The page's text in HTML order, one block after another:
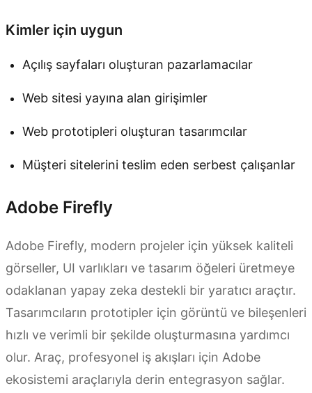
Kimler için uygun
Açılış sayfaları oluşturan pazarlamacılar
Web sitesi yayına alan girişimler
Web prototipleri oluşturan tasarımcılar
Müşteri sitelerini teslim eden serbest çalışanlar
Adobe Firefly
Adobe Firefly, modern projeler için yüksek kaliteli
görseller, UI varlıkları ve tasarım öğeleri üretmeye
odaklanan yapay zeka destekli bir yaratıcı araçtır.
Tasarımcıların prototipler için görüntü ve bileşenleri
hızlı ve verimli bir şekilde oluşturmasına yardımcı
olur. Araç, profesyonel iş akışları için Adobe
ekosistemi araçlarıyla derin entegrasyon sağlar.